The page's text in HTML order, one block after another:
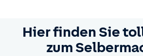
Hier finden Sie
zum